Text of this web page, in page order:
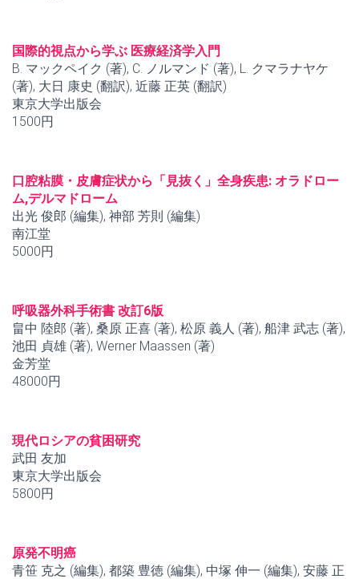
国際的視点から学ぶ 医療経済学入門
B. マックペイク (著), C. ノルマンド (著), L. クマラナヤケ
(著), 大日 康史 (翻訳), 近藤 正英 (翻訳)
東京大学出版会
1500円
口腔粘膜・皮膚症状から「見抜く」全身疾患: オラドロー
ム,デルマドローム
出光 俊郎 (編集), 神部 芳則 (編集)
南江堂
5000円
呼吸器外科手術書 改訂6版
畠中 陸郎 (著), 桑原 正喜 (著), 松原 義人 (著), 船津 武志 (著),
池田 貞雄 (著), Werner Maassen (著)
金芳堂
48000円
現代ロシアの貧困研究
武田 友加
東京大学出版会
5800円
原発不明癌
青笹 克之 (編集), 都築 豊徳 (編集), 中塚 伸一 (編集), 安藤 正